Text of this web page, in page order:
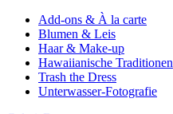
Add-ons & À la carte
Blumen & Leis
Haar & Make-up
Hawaiianische Traditionen
Trash the Dress
Unterwasser-Fotografie